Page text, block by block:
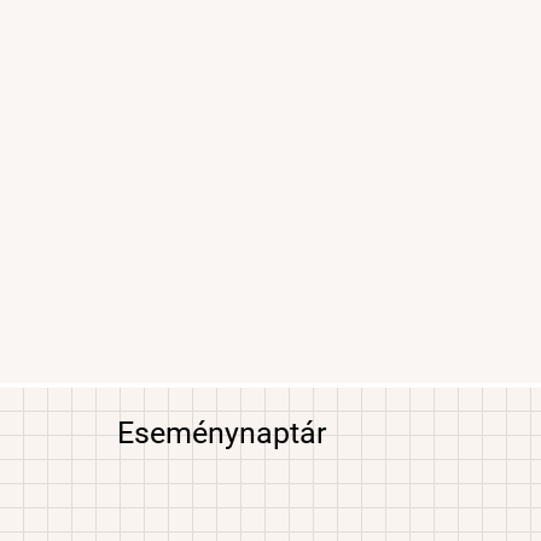
Eseménynaptár